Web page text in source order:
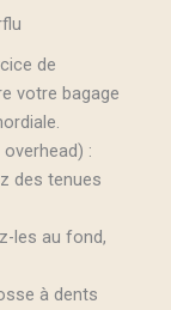
de
votre bagage
:
des tenues
les au fond,
à dents